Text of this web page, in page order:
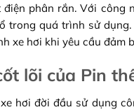
phân rắn. Với công
trong quá trình sử
xe hơi khi yêu cầu đảm
lõi của Pin
hơi đời đầu sử dụng